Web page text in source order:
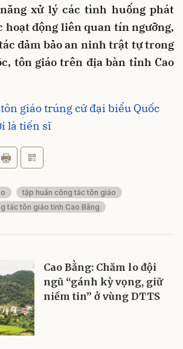
xử lý các tình huống phát
hoạt động liên quan tín ngưỡng,
đảm bảo an ninh trật tự trong
tôn giáo trên địa bàn tỉnh Cao
giáo trúng cử đại biểu Quốc
là tiến sĩ
tập huấn công tác tôn giáo
tác tôn giáo tỉnh Cao Bằng
Cao Bằng: Chăm lo đội
ngũ “gánh kỳ vọng, giữ
niềm tin” ở vùng DTTS